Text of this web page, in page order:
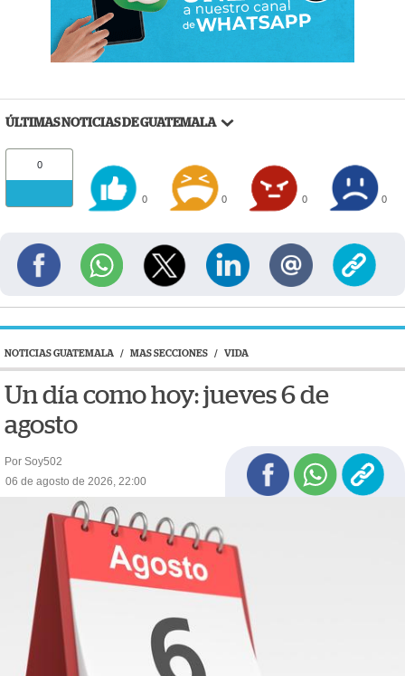
ÚLTIMAS NOTICIAS DE GUATEMALA
0
0 0 0 0
NOTICIAS GUATEMALA / MAS SECCIONES / VIDA
Un día como hoy: jueves 6 de
agosto
Por Soy502
06 de agosto de 2026, 22:00